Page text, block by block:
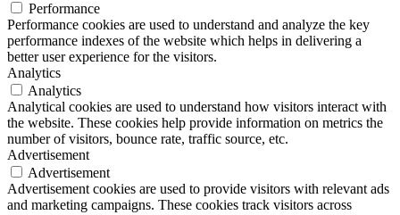
Performance
Performance cookies are used to understand and analyze the key
performance indexes of the website which helps in delivering a
better user experience for the visitors.
Analytics
Analytics
Analytical cookies are used to understand how visitors interact with
the website. These cookies help provide information on metrics the
number of visitors, bounce rate, traffic source, etc.
Advertisement
Advertisement
Advertisement cookies are used to provide visitors with relevant ads
and marketing campaigns. These cookies track visitors across